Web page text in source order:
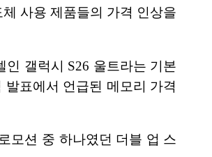
사용 제품들의 가격 인상을
갤럭시 S26 울트라는 기본
표에서 언급된 메모리 가격
모션 중 하나였던 더블 업 스